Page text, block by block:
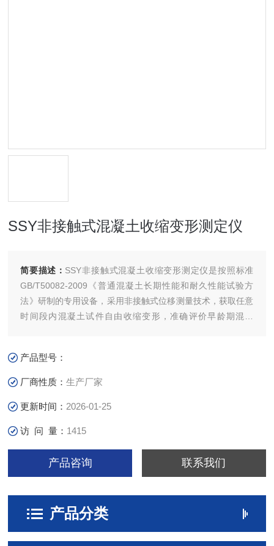
SSY非接触式混凝土收缩变形测定仪
简要描述： SSY非接触式混凝土收缩变形测定仪是按照标准
GB/T50082-2009《普通混凝土长期性能和耐久性能试验方
法》研制的专用设备，采用非接触式位移测量技术，获取任意
时间段内混凝土试件自由收缩变形，准确评价早龄期混凝
产品型号：
厂商性质：生产厂家
更新时间： 2026-01-25
访 问 量： 1415
产品咨询 联系我们
产品分类